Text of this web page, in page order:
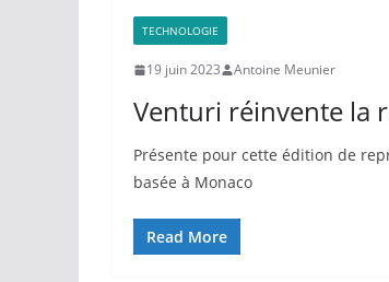
TECHNOLOGIE
19 juin 2023 Antoine Meunier
Venturi réinvente la
Présente pour cette édition de
basée à Monaco
Read More